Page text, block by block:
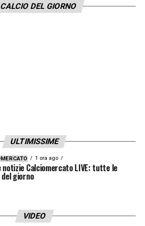
DEL GIORNO
ULTIMISSIME
1 ora ago
notizie Calciomercato LIVE: tutte le
giorno
VIDEO